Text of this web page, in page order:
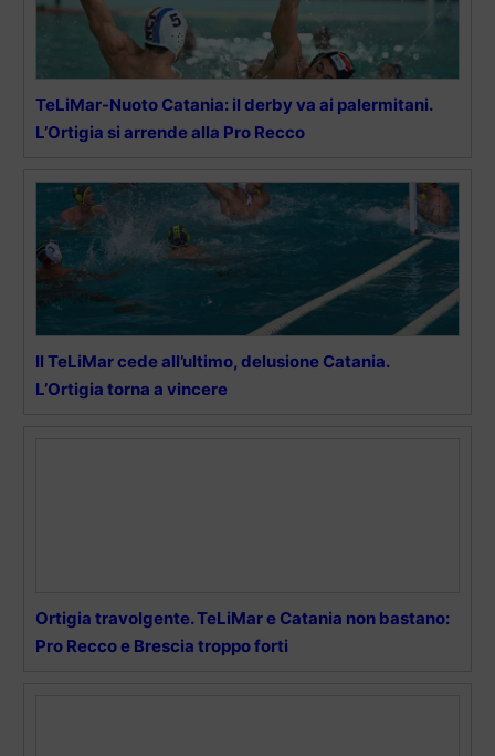
TeLiMar-Nuoto Catania: il derby va ai palermitani.
L’Ortigia si arrende alla Pro Recco
Il TeLiMar cede all’ultimo, delusione Catania.
L’Ortigia torna a vincere
Ortigia travolgente. TeLiMar e Catania non bastano:
Pro Recco e Brescia troppo forti